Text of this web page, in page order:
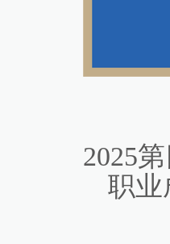
2025
职业